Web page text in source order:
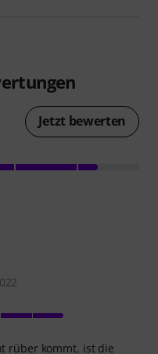
Jetzt bewerten
rüber kommt, ist die